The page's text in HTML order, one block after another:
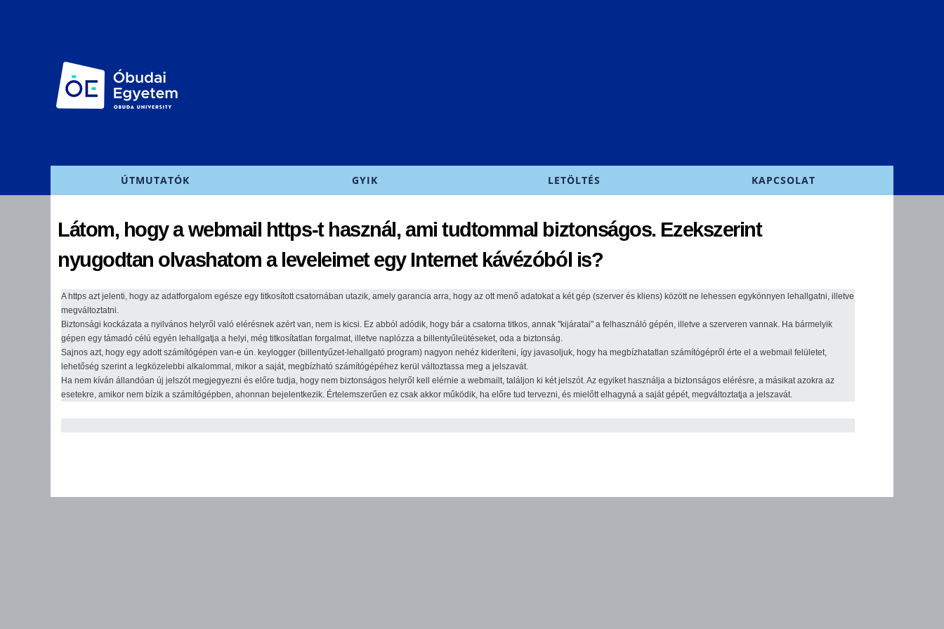
ÚTMUTATÓK GYIK LETÖLTÉS KAPCSOLAT
Látom, hogy a webmail https-t használ, ami tudtommal biztonságos. Ezekszerint
nyugodtan olvashatom a leveleimet egy Internet kávézóból is?
A https azt jelenti, hogy az adatforgalom egésze egy titkosított csatornában utazik, amely garancia arra, hogy az ott menő adatokat a két gép (szerver és kliens) között ne lehessen egykönnyen lehallgatni, illetve
megváltoztatni.
Biztonsági kockázata a nyilvános helyről való elérésnek azért van, nem is kicsi. Ez abból adódik, hogy bár a csatorna titkos, annak "kijáratai" a felhasználó gépén, illetve a szerveren vannak. Ha bármelyik
gépen egy támadó célú egyén lehallgatja a helyi, még titkosítatlan forgalmat, illetve naplózza a billentyűleütéseket, oda a biztonság.
Sajnos azt, hogy egy adott számítógépen van-e ún. keylogger (billentyűzet-lehallgató program) nagyon nehéz kideríteni, így javasoljuk, hogy ha megbízhatatlan számítógépről érte el a webmail felületet,
lehetőség szerint a legközelebbi alkalommal, mikor a saját, megbízható számítógépéhez kerül változtassa meg a jelszavát.
Ha nem kíván állandóan új jelszót megjegyezni és előre tudja, hogy nem biztonságos helyről kell elérnie a webmailt, találjon ki két jelszót. Az egyiket használja a biztonságos elérésre, a másikat azokra az
esetekre, amikor nem bízik a számítógépben, ahonnan bejelentkezik. Értelemszerűen ez csak akkor működik, ha előre tud tervezni, és mielőtt elhagyná a saját gépét, megváltoztatja a jelszavát.